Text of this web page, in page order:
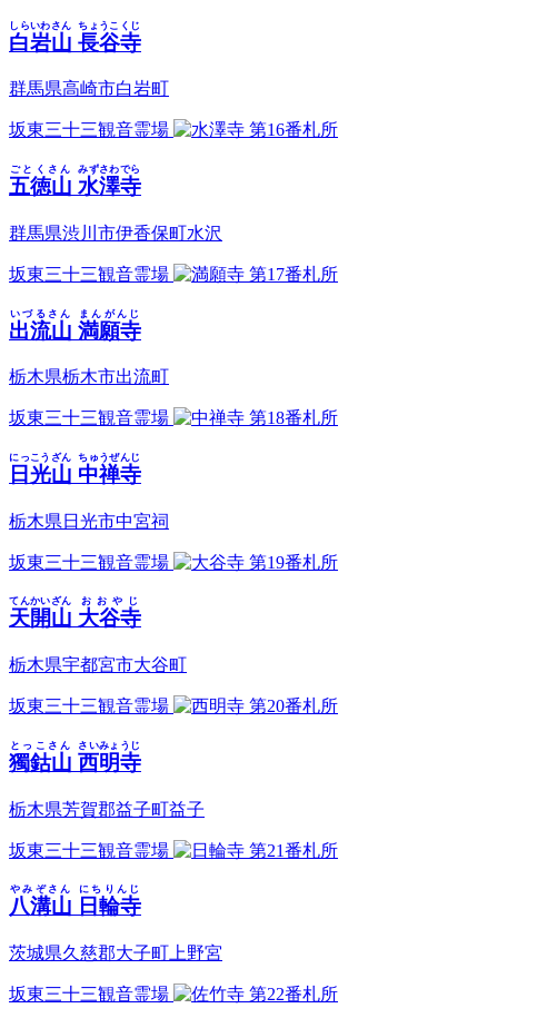
白岩山
しらいわさん
長谷寺
ちょうこくじ
群馬県高崎市白岩町
坂東三十三観音霊場 第16番札所
五徳山
ごとくさん
水澤寺
みずさわでら
群馬県渋川市伊香保町水沢
坂東三十三観音霊場 第17番札所
出流山
いづるさん
満願寺
まんがんじ
栃木県栃木市出流町
坂東三十三観音霊場 第18番札所
日光山
にっこうざん
中禅寺
ちゅうぜんじ
栃木県日光市中宮祠
坂東三十三観音霊場 第19番札所
天開山
てんかいざん
大谷寺
おおやじ
栃木県宇都宮市大谷町
坂東三十三観音霊場 第20番札所
獨鈷山
とっこさん
西明寺
さいみょうじ
栃木県芳賀郡益子町益子
坂東三十三観音霊場 第21番札所
八溝山
やみぞさん
日輪寺
にちりんじ
茨城県久慈郡大子町上野宮
坂東三十三観音霊場 第22番札所